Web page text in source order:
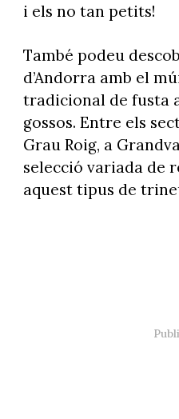
i els no tan petits!
També podeu
d’Andorra amb el
tradicional de fusta
gossos. Entre els
Grau Roig, a
selecció variada de
aquest tipus de